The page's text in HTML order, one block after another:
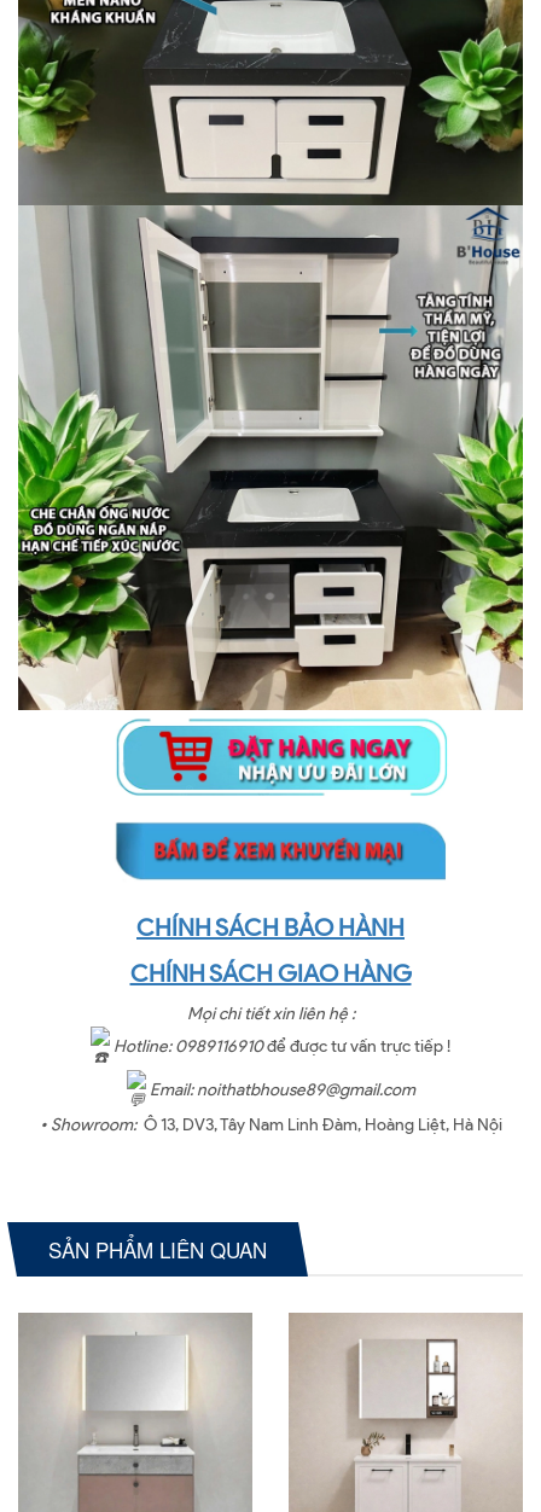
CHÍNH SÁCH BẢO HÀNH
CHÍNH SÁCH GIAO HÀNG
Mọi chi tiết xin liên hệ :
Hotline: 0989116910để được tư vấn trực tiếp !
Email: noithatbhouse89@gmail.com
• Showroom: Ô 13, DV3, Tây Nam Linh Đàm, Hoàng Liệt, Hà Nội
SẢN PHẨM LIÊN QUAN